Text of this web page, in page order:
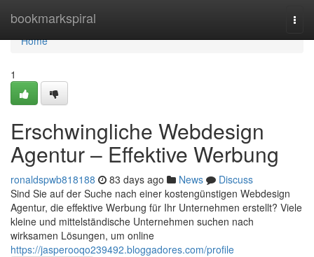
bookmarkspiral
Home
Home
1
Erschwingliche Webdesign
Agentur – Effektive Werbung
ronaldspwb818188 83 days ago News
Discuss
Sind Sie auf der Suche nach einer kostengünstigen Webdesign
Agentur, die effektive Werbung für Ihr Unternehmen erstellt? Viele
kleine und mittelständische Unternehmen suchen nach
wirksamen Lösungen, um online
https://jasperooqo239492.bloggadores.com/profile